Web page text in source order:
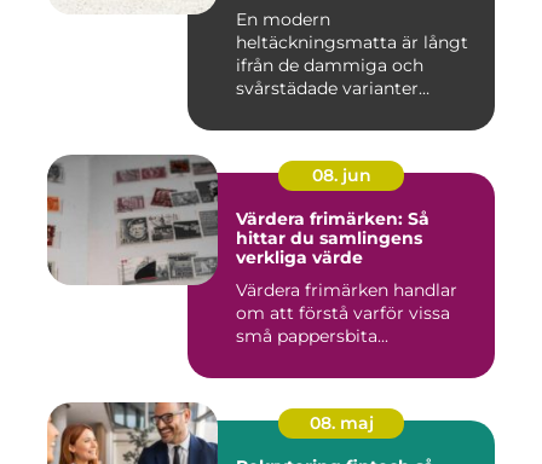
En modern
heltäckningsmatta är långt
ifrån de dammiga och
svårstädade varianter
08. jun
Värdera frimärken: Så
hittar du samlingens
verkliga värde
Värdera frimärken handlar
om att förstå varför vissa
små pappersbita...
08. maj